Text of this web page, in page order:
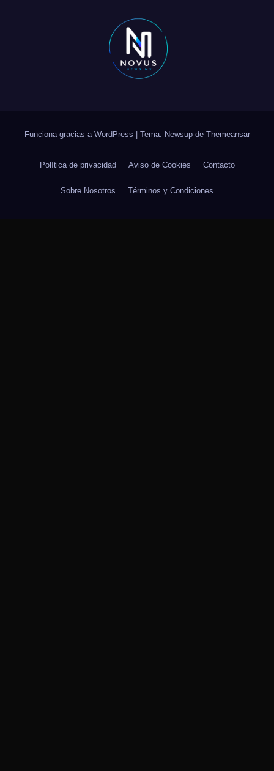
Funciona gracias a WordPress Tema: Newsup de Themeansar
Política de privacidad Aviso de Cookies Contacto
Sobre Nosotros Términos y Condiciones